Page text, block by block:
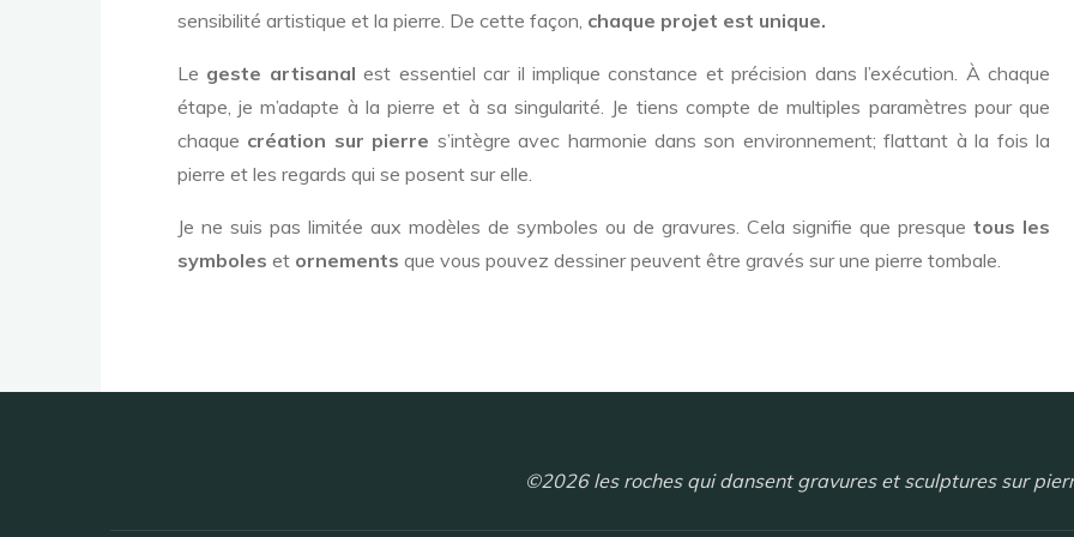
sensibilité artistique et la pierre. De cette façon, chaque projet est unique.
Le geste artisanal est essentiel car il implique constance et précision dans l’exécution. À chaque
étape, je m’adapte à la pierre et à sa singularité. Je tiens compte de multiples paramètres pour que
chaque création sur pierre s’intègre avec harmonie dans son environnement; flattant à la fois la
pierre et les regards qui se posent sur elle.
Je ne suis pas limitée aux modèles de symboles ou de gravures. Cela signifie que presque tous les
symboles et ornements que vous pouvez dessiner peuvent être gravés sur une pierre tombale.
©2026 les roches qui dansent gravures et sculptures sur